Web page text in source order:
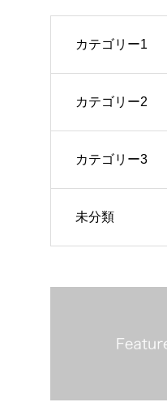
カテゴリー1
カテゴリー2
カテゴリー3
未分類